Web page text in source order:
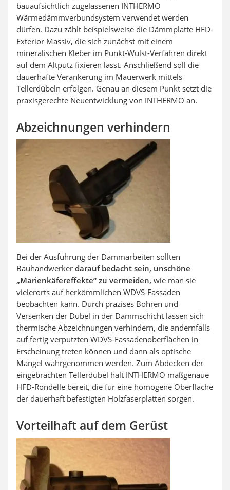
bauaufsichtlich zugelassenen INTHERMO
Wärmedämmverbundsystem verwendet werden
dürfen. Dazu zählt beispielsweise die Dämmplatte HFD-
Exterior Massiv, die sich zunächst mit einem
mineralischen Kleber im Punkt-Wulst-Verfahren direkt
auf dem Altputz fixieren lässt. Anschließend soll die
dauerhafte Verankerung im Mauerwerk mittels
Tellerdübeln erfolgen. Genau an diesem Punkt setzt die
praxisgerechte Neuentwicklung von INTHERMO an.
Abzeichnungen verhindern
Bei der Ausführung der Dämmarbeiten sollten
Bauhandwerker darauf bedacht sein, unschöne
„Marienkäfereffekte“ zu vermeiden, wie man sie
vielerorts auf herkömmlichen WDVS-Fassaden
beobachten kann. Durch präzises Bohren und
Versenken der Dübel in der Dämmschicht lassen sich
thermische Abzeichnungen verhindern, die andernfalls
auf fertig verputzten WDVS-Fassadenoberflächen in
Erscheinung treten können und dann als optische
Mängel wahrgenommen werden. Zum Abdecken der
eingebrachten Tellerdübel hält INTHERMO maßgenaue
HFD-Rondelle bereit, die für eine homogene Oberfläche
der dauerhaft befestigten Holzfaserplatten sorgen.
Vorteilhaft auf dem Gerüst